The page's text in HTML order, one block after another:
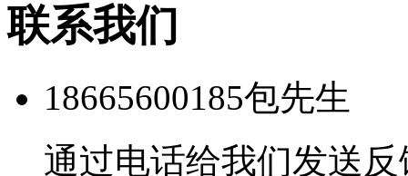
联系我们
18665600185包先生
通过电话给我们发送